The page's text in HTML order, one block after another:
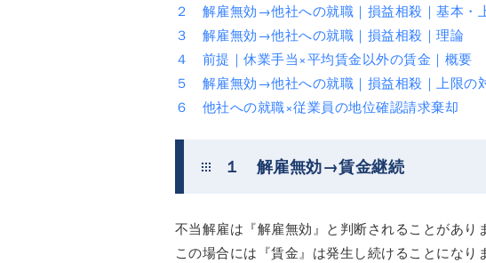
２ 解雇無効→他社への就職｜損益相殺｜基本・
３ 解雇無効→他社への就職｜損益相殺｜理論
４ 前提｜休業手当×平均賃金以外の賃金｜概要
５ 解雇無効→他社への就職｜損益相殺｜上限の
６ 他社への就職×従業員の地位確認請求棄却
１ 解雇無効→賃金継続
不当解雇は『解雇無効』と判断されることがあり
この場合には『賃金』は発生し続けることになり